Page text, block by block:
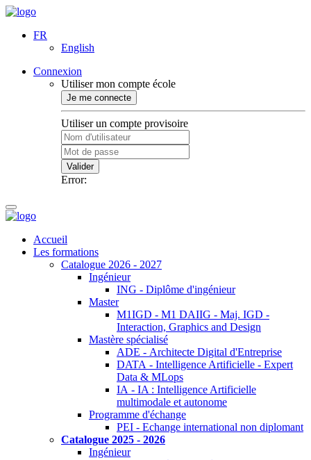
FR
English
Connexion
Utiliser mon compte école
Je me connecte
Utiliser un compte provisoire
Valider
Error:
Accueil
Les formations
Catalogue 2026 - 2027
Ingénieur
ING - Diplôme d'ingénieur
Master
M1IGD - M1 DAIIG - Maj. IGD -
Interaction, Graphics and Design
Mastère spécialisé
ADE - Architecte Digital d'Entreprise
DATA - Intelligence Artificielle - Expert
Data & MLops
IA - IA : Intelligence Artificielle
multimodale et autonome
Programme d'échange
PEI - Echange international non diplomant
Catalogue 2025 - 2026
Ingénieur